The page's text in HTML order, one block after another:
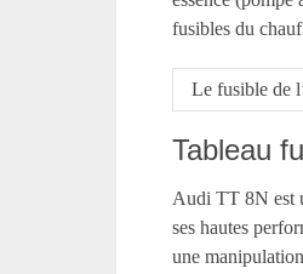
fusibles du
Le fusible de
Tableau
Audi TT 8N est
ses hautes
une